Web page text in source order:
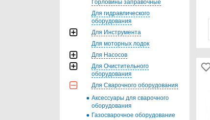
Горловины заправочные
Для гидравлического
оборудования
Для Инструмента
Для моторных лодок
Для Насосов
Для Очистительного
оборудования
Для Сварочного оборудования
Аксессуары для сварочного
оборудования
Газосварочное оборудование